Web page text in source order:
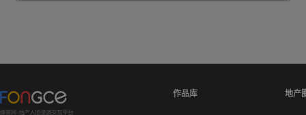
作品库 地产